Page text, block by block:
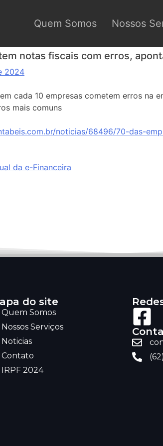
Quem Somos Nossos
notas fiscais com erros,
2024
cada 10 empresas cometem erros na
mais comuns
noticias/68496/70-das-
da e-Financeira
do site
Quem Somos
Nossos Serviços
Noticias
Contato
IRPF 2024